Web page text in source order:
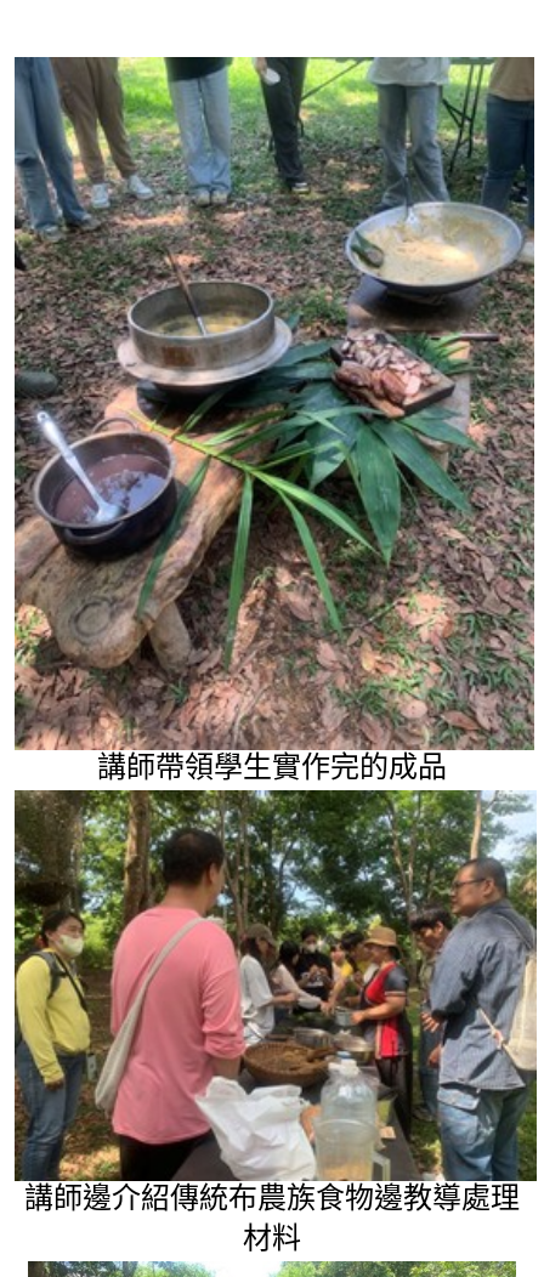
講師帶領學生實作完的成品
講師邊介紹傳統布農族食物邊教導處理
材料